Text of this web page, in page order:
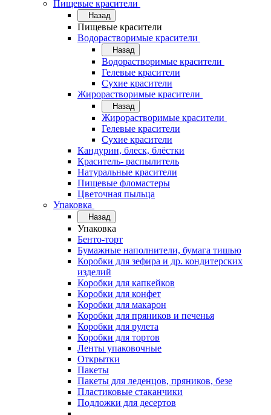
Пищевые красители
Назад
Пищевые красители
Водорастворимые красители
Назад
Водорастворимые красители
Гелевые красители
Сухие красители
Жирорастворимые красители
Назад
Жирорастворимые красители
Гелевые красители
Сухие красители
Кандурин, блеск, блёстки
Краситель- распылитель
Натуральные красители
Пищевые фломастеры
Цветочная пыльца
Упаковка
Назад
Упаковка
Бенто-торт
Бумажные наполнители, бумага тишью
Коробки для зефира и др. кондитерских
изделий
Коробки для капкейков
Коробки для конфет
Коробки для макарон
Коробки для пряников и печенья
Коробки для рулета
Коробки для тортов
Ленты упаковочные
Открытки
Пакеты
Пакеты для леденцов, пряников, безе
Пластиковые стаканчики
Подложки для десертов